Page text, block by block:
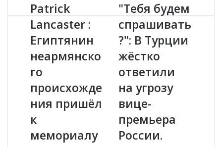
P
a
t
r
i
c
L
a
c
a
t
Patrick
Lancaster :
Египтянин
неармянско
го
происхожде
ния пришёл
к
мемориалу
"
Т
е
б
я
б
д
е
с
п
р
а
"Тебя будем
спрашивать
?": В Турции
жёстко
ответили
на угрозу
вице-
премьера
России.